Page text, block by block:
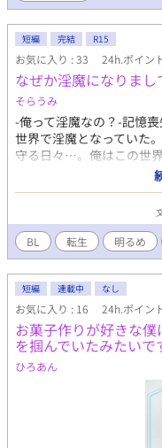
短編 完結 R15
お気に入り : 33 24h.ポイン
なぜか淫魔になりまし
そらうみ
-俺って淫魔なの？-記憶
世界で淫魔となっていた
守る日々…。俺はこの世
【世界観の作り込み緩い
ただけです。】
BL 転生 明るめ
短編 連載中 なし
お気に入り : 16 24h.ポイン
お菓子作りが好きな
を掴んでいたみたいで
ひろあん